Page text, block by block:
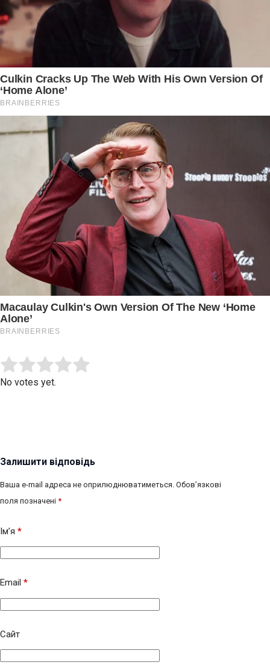
Rate this item:
No votes yet.
Залишити відповідь
Ваша e-mail адреса не оприлюднюватиметься. Обов’язкові
поля позначені *
Ім’я *
Email *
Сайт